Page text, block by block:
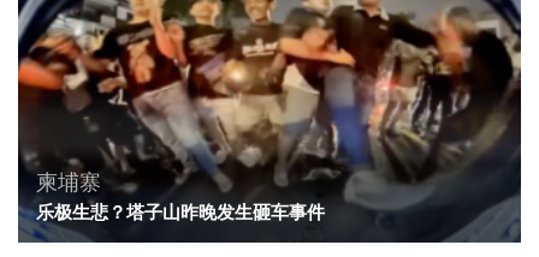
柬埔寨
乐极生悲？塔子山昨晚发生砸车事件